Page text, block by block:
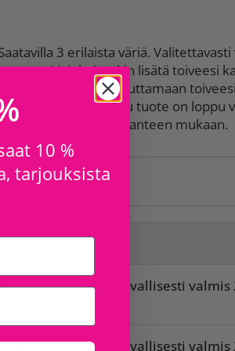
3 erilaista väriä. Valitettavasti
Voit kuitenkin lisätä toiveesi
Pyrimme toteuttamaan
mutta mikäli toivottu tuote on loppu
värin varastotilanteen mukaan.
Tavallisesti
Tavallisesti
10 %
tarjouksista